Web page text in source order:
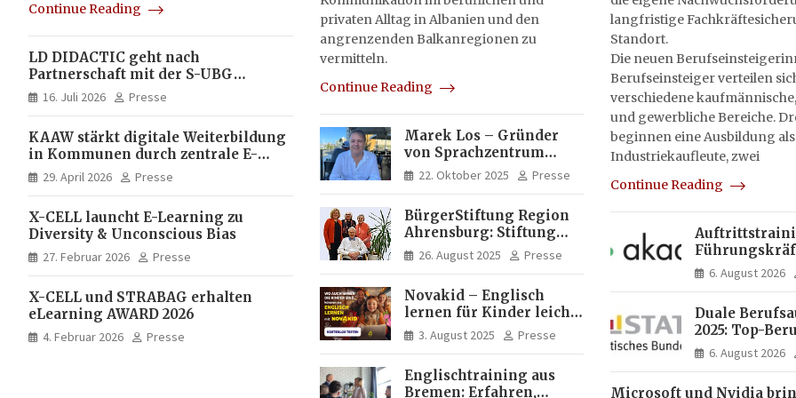
Continue Reading
LD DIDACTIC geht nach
Partnerschaft mit der S-UBG
vollständig in Unternehmerhand
16. Juli 2026 Presse
KAAW stärkt digitale Weiterbildung
in Kommunen durch zentrale E-
Learning Plattform von X-CELL
29. April 2026 Presse
X-CELL launcht E-Learning zu
Diversity & Unconscious Bias
27. Februar 2026 Presse
X-CELL und STRABAG erhalten
eLearning AWARD 2026
4. Februar 2026 Presse
privaten Alltag in Albanien und den
angrenzenden Balkanregionen zu
vermitteln.
Continue Reading
Marek Los – Gründer
von Sprachzentrum
Moose, Moose Casa
Italia und Apartamento
Experte für Bildung und
Investitionen in
Brasilien
22. Oktober 2025 Presse
BürgerStiftung Region
Ahrensburg: Stiftung
Dietrich+Gudrun Maaß
fördert
Frauen
26. August 2025 Presse
Novakid – Englisch
lernen für Kinder leicht
gemacht
3. August 2025 Presse
Englischtraining aus
Bremen: Erfahren,
langfristige
Standort.
Die neuen
Berufseinsteiger verteilen
verschiedene
und gewerbliche Bereiche.
beginnen eine Ausbildung als
Industriekaufleute, zwei
Continue Reading
Akademie
6. August 2026
Duale
2025: Top-
Männern
6. August 2026
Microsoft und Nvidia